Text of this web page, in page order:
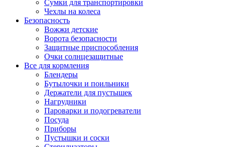
Сумки для транспортировки
Чехлы на колеса
Безопасность
Вожжи детские
Ворота безопасности
Защитные приспособления
Очки солнцезащитные
Все для кормления
Блендеры
Бутылочки и поильники
Держатели для пустышек
Нагрудники
Пароварки и подогреватели
Посуда
Приборы
Пустышки и соски